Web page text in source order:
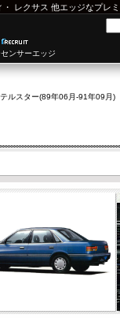
・ レクサス 他エッジなプレ
ンサーエッジ
テルスター(89年06月-91年09月)